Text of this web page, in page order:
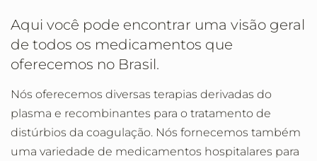
Aqui você pode encontrar uma visão geral
de todos os medicamentos que
oferecemos no Brasil.
Nós oferecemos diversas terapias derivadas do
plasma e recombinantes para o tratamento de
distúrbios da coagulação. Nós fornecemos também
uma variedade de medicamentos hospitalares para